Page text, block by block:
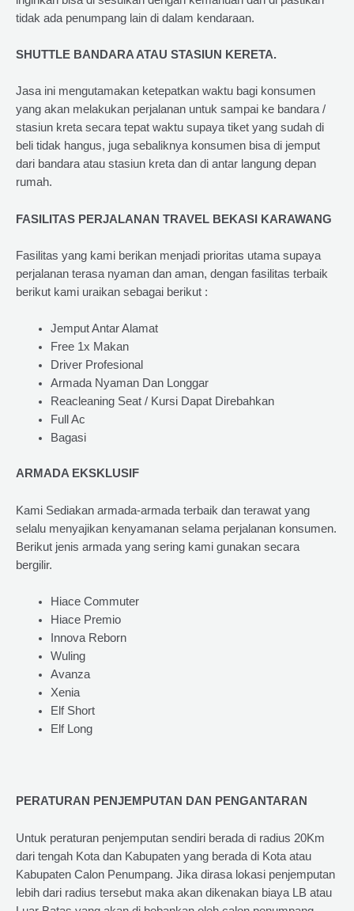
tidak ada penumpang lain di dalam kendaraan.
SHUTTLE BANDARA ATAU STASIUN KERETA.
Jasa ini mengutamakan ketepatkan waktu bagi konsumen
yang akan melakukan perjalanan untuk sampai ke bandara /
stasiun kreta secara tepat waktu supaya tiket yang sudah di
beli tidak hangus, juga sebaliknya konsumen bisa di jemput
dari bandara atau stasiun kreta dan di antar langung depan
rumah.
FASILITAS PERJALANAN TRAVEL BEKASI KARAWANG
Fasilitas yang kami berikan menjadi prioritas utama supaya
perjalanan terasa nyaman dan aman, dengan fasilitas terbaik
berikut kami uraikan sebagai berikut :
Jemput Antar Alamat
Free 1x Makan
Driver Profesional
Armada Nyaman Dan Longgar
Reacleaning Seat / Kursi Dapat Direbahkan
Full Ac
Bagasi
ARMADA EKSKLUSIF
Kami Sediakan armada-armada terbaik dan terawat yang
selalu menyajikan kenyamanan selama perjalanan konsumen.
Berikut jenis armada yang sering kami gunakan secara
bergilir.
Hiace Commuter
Hiace Premio
Innova Reborn
Wuling
Avanza
Xenia
Elf Short
Elf Long
PERATURAN PENJEMPUTAN DAN PENGANTARAN
Untuk peraturan penjemputan sendiri berada di radius 20Km
dari tengah Kota dan Kabupaten yang berada di Kota atau
Kabupaten Calon Penumpang. Jika dirasa lokasi penjemputan
lebih dari radius tersebut maka akan dikenakan biaya LB atau